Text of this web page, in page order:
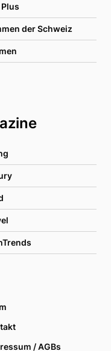
Plus
der Schweiz
/ AGBs